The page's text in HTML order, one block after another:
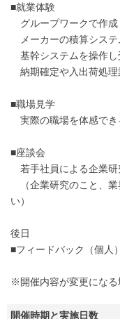
■就業体験
グループワークで作成
メーカーの積算システ
基幹システムを操作し
納期確定や入出荷処理
■職場見学
実際の職場を体感でき
■座談会
若手社員による企業研
（企業研究のこと、業
い）
後日
■フィードバック（個人）
※開催内容が変更になる
開催時期と実施日数